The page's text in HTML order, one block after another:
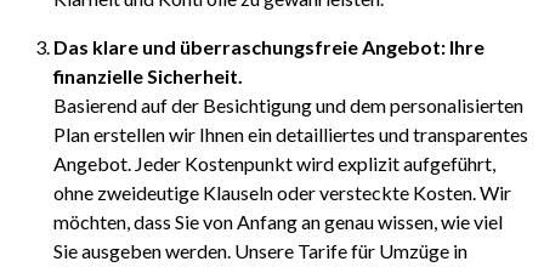
Das klare und überraschungsfreie Angebot: Ihre
finanzielle Sicherheit.
Basierend auf der Besichtigung und dem personalisierten
Plan erstellen wir Ihnen ein detailliertes und transparentes
Angebot. Jeder Kostenpunkt wird explizit aufgeführt,
ohne zweideutige Klauseln oder versteckte Kosten. Wir
möchten, dass Sie von Anfang an genau wissen, wie viel
Sie ausgeben werden. Unsere Tarife für Umzüge in